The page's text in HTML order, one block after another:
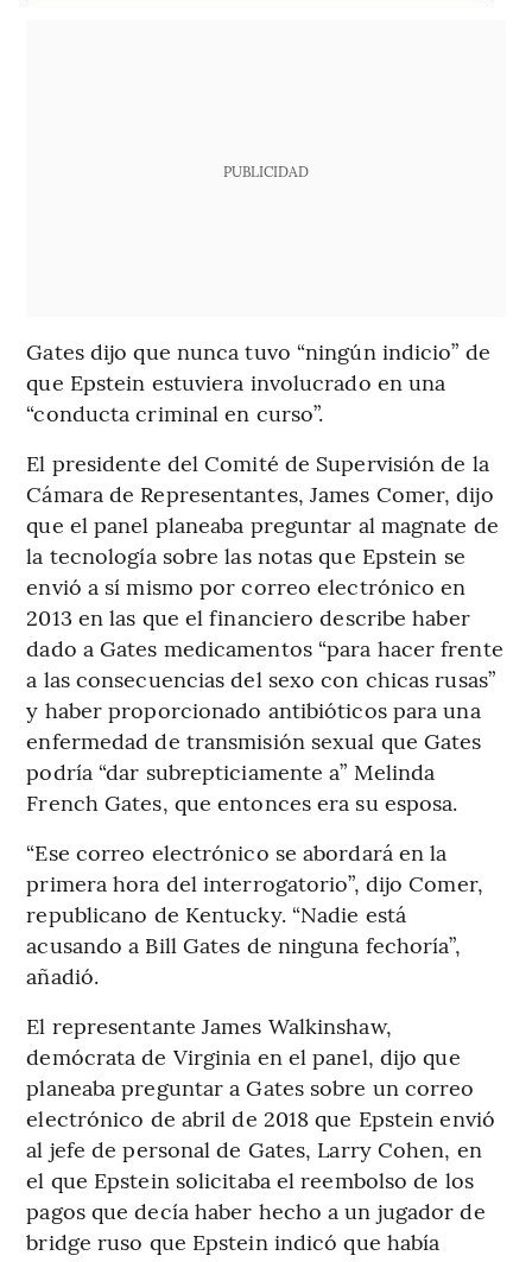
PUBLICIDAD
Gates dijo que nunca tuvo “ningún indicio” de
que Epstein estuviera involucrado en una
“conducta criminal en curso”.
El presidente del Comité de Supervisión de la
Cámara de Representantes, James Comer, dijo
que el panel planeaba preguntar al magnate de
la tecnología sobre las notas que Epstein se
envió a sí mismo por correo electrónico en
2013 en las que el financiero describe haber
dado a Gates medicamentos “para hacer frente
a las consecuencias del sexo con chicas rusas”
y haber proporcionado antibióticos para una
enfermedad de transmisión sexual que Gates
podría “dar subrepticiamente a” Melinda
French Gates, que entonces era su esposa.
“Ese correo electrónico se abordará en la
primera hora del interrogatorio”, dijo Comer,
republicano de Kentucky. “Nadie está
acusando a Bill Gates de ninguna fechoría”,
añadió.
El representante James Walkinshaw,
demócrata de Virginia en el panel, dijo que
planeaba preguntar a Gates sobre un correo
electrónico de abril de 2018 que Epstein envió
al jefe de personal de Gates, Larry Cohen, en
el que Epstein solicitaba el reembolso de los
pagos que decía haber hecho a un jugador de
bridge ruso que Epstein indicó que había